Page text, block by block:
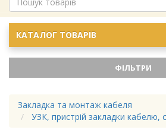
КАТАЛОГ ТОВАРІВ
ФІЛЬТРИ
Закладка та монтаж кабеля
УЗК, пристрій закладки кабелю,